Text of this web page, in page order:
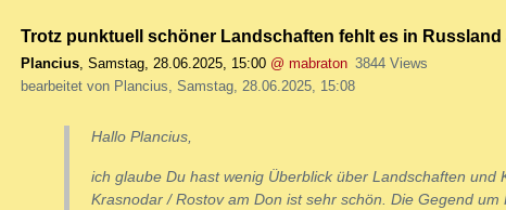
Trotz punktuell schöner Landschaften fehlt es in
Plancius, Samstag, 28.06.2025, 15:00 @ mabraton 3844 Views
bearbeitet von Plancius, Samstag, 28.06.2025, 15:08
Hallo Plancius,
ich glaube Du hast wenig Überblick über Landschaften
Krasnodar / Rostov am Don ist sehr schön. Die Gegend